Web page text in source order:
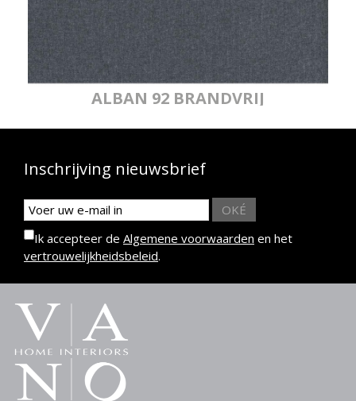
ALBAN 92 BRANDVRIJ
Inschrijving nieuwsbrief
OKÉ
Ik accepteer de Algemene voorwaarden en het
vertrouwelijkheidsbeleid.